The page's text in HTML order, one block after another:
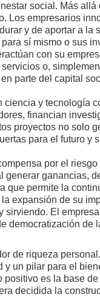
social. Más
Los empresarios
y de aportar a la
sí mismo o sus
con su
o,
parte del capital
ciencia y tecnología
financian
proyectos no solo
para el futuro y
por el
ganancias,
que permite la
expansión de su
sirviendo. El
democratización de
de riqueza
un pilar para el
es la base
decidida la